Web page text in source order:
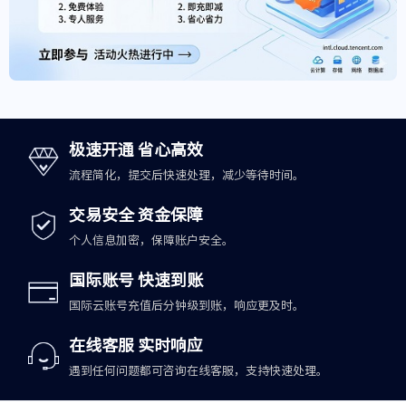
极速开通 省心高效
流程简化，提交后快速处理，减少等待时间。
交易安全 资金保障
个人信息加密，保障账户安全。
国际账号 快速到账
国际云账号充值后分钟级到账，响应更及时。
在线客服 实时响应
遇到任何问题都可咨询在线客服，支持快速处理。